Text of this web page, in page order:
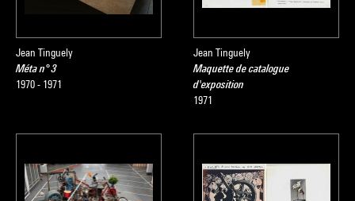
Extrait du catalogue
Collection art contemporain - La
collection du Centre Pompidou, Musée national d'art moderne
, sous la direction de Sophie Duplaix, Paris, Centre Pompidou,
Jean Tinguely
Méta n° 3
1970 - 1971
Jean Tinguely
Maquette de catalogue
d'exposition
1971